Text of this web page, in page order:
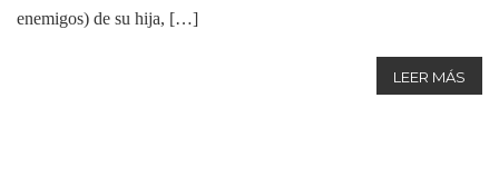
enemigos) de su hija, […]
LEER MÁS